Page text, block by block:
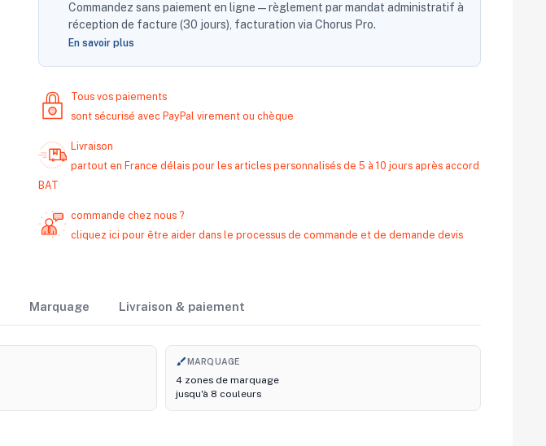
Commandez sans paiement en ligne — règlement par mandat administratif à
réception de facture (30 jours), facturation via Chorus Pro.
En savoir plus
Tous vos paiements
sont sécurisé avec PayPal virement ou chèque
Livraison
partout en France délais pour les articles personnalisés de 5 à 10 jours après accord
BAT
commande chez nous ?
cliquez ici pour être aider dans le processus de commande et de demande devis
Marquage Livraison & paiement
brushMARQUAGE
4 zones de marquage
jusqu'à 8 couleurs